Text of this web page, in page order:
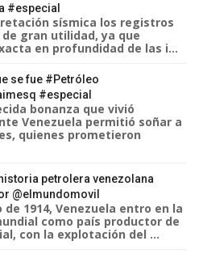
#especial
sísmica los registros
gran utilidad, ya que
en profundidad de las i...
se fue #Petróleo
#especial
bonanza que vivió
Venezuela permitió soñar a
quienes prometieron
petrolera venezolana
@elmundomovil
de 1914, Venezuela entro en la
como país productor de
con la explotación del ...